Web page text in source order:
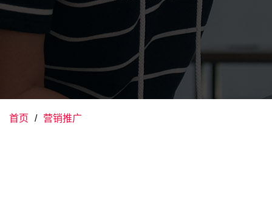
首页 营销推广